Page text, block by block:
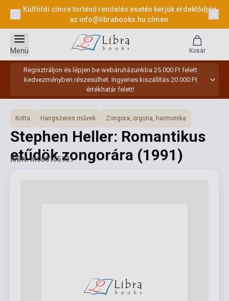
Külföldi címre történő rendelés esetén kérjük érdeklődjön
az info@librabooks.hu címen.
Regisztráljon és lépjen be webáruházunkba 25.000 Ft felett
kedvezményben részesülhet. Ingyenes kiszállítás 20.000 Ft
értékhatár felett!
Menü Kosár
Kotta Hangszeres művek Zongora, orgona, harmonika
Stephen Heller: Romantikus
etűdök zongorára (1991)
ISBN: M080135921